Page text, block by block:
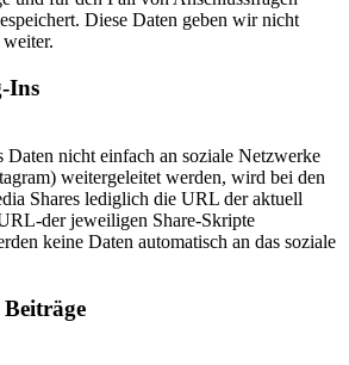
Diese Daten geben wir nicht
Ins
Daten nicht einfach an soziale Netzwerke
weitergeleitet werden, wird bei den
Shares lediglich die URL der aktuell
der jeweiligen Share-Skripte
keine Daten automatisch an das soziale